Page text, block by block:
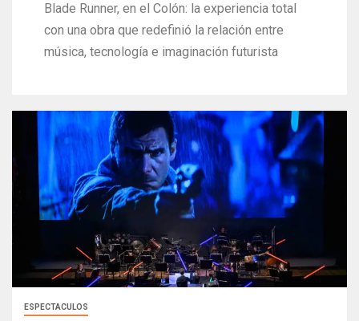
Blade Runner, en el Colón: la experiencia total
con una obra que redefinió la relación entre
música, tecnología e imaginación futurista
ESPECTACULOS